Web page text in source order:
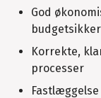
God
Korrekte,
processer